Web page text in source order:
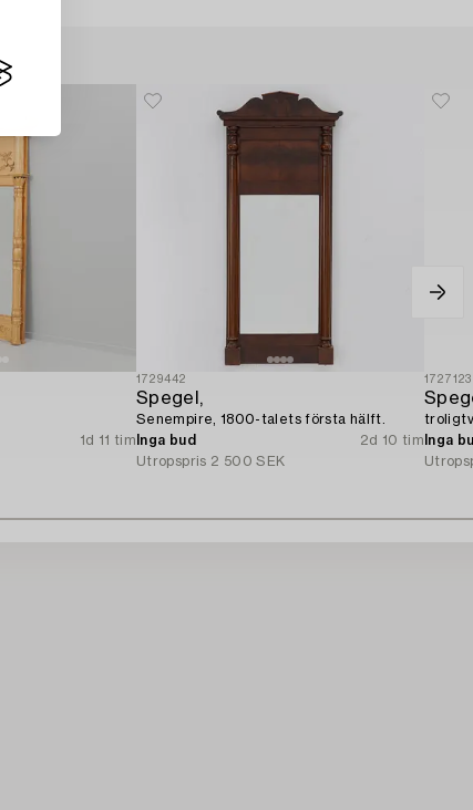
1d 11 tim
1729442
Spegel,
Senempire, 1800-talets första hälft.
Inga bud
2d 10 tim
Utropspris 2 500 SEK
1727123
Inga